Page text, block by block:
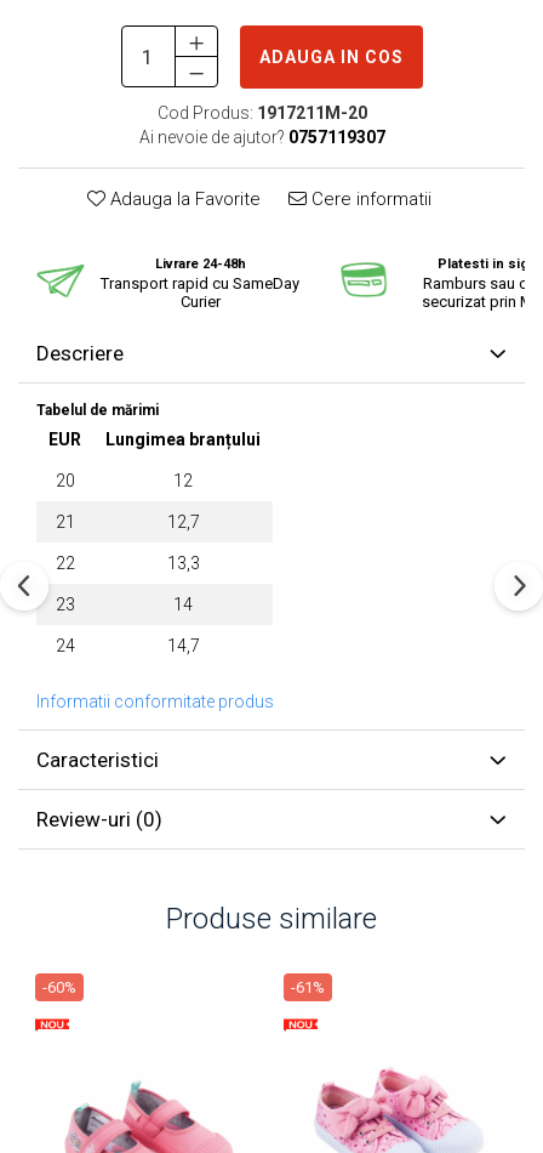
ADAUGA IN COS
Cod Produs: 1917211M-20
Ai nevoie de ajutor? 0757119307
Adauga la Favorite Cere informatii
Livrare 24-48h
Transport rapid cu SameDay
Curier
Platesti in
Ramburs sau cu
securizat prin
Descriere
Tabelul de mărimi
EUR Lungimea branțului
20 12
21 12,7
22 13,3
23 14
24 14,7
Informatii conformitate produs
Caracteristici
Review-uri (0)
Produse similare
-60% -61%